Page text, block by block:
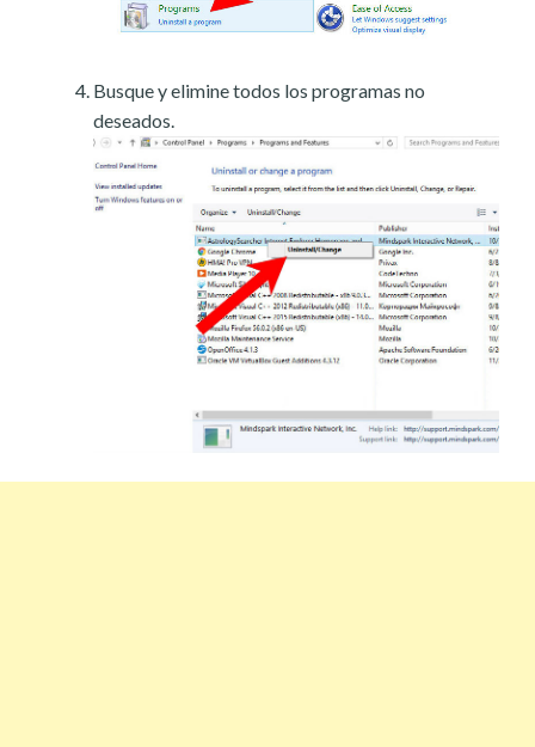
Busque y elimine todos los programas no
deseados.